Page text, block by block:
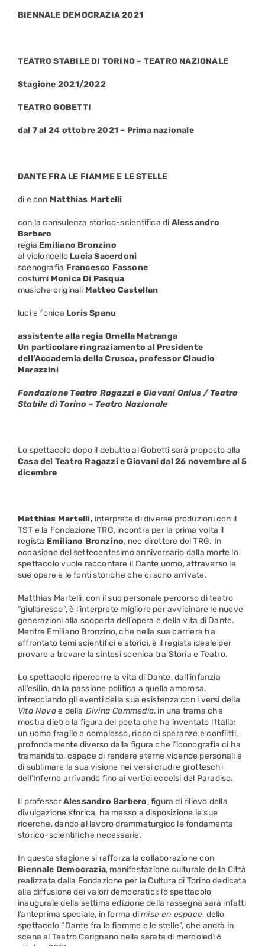
BIENNALE DEMOCRAZIA 2021
TEATRO STABILE DI TORINO – TEATRO NAZIONALE
Stagione 2021/2022
TEATRO GOBETTI
dal 7 al 24 ottobre 2021 – Prima nazionale
DANTE FRA LE FIAMME E LE STELLE
di e con Matthias Martelli
con la consulenza storico-scientifica di Alessandro
Barbero
regia Emiliano Bronzino
al violoncello Lucia Sacerdoni
scenografia Francesco Fassone
costumi Monica Di Pasqua
musiche originali Matteo Castellan
luci e fonica Loris Spanu
assistente alla regia Ornella Matranga
Un particolare ringraziamento al Presidente
dell’Accademia della Crusca, professor Claudio
Marazzini
Fondazione Teatro Ragazzi e Giovani Onlus / Teatro
Stabile di Torino – Teatro Nazionale
Lo spettacolo dopo il debutto al Gobetti sarà proposto alla
Casa del Teatro Ragazzi e Giovanidal 26 novembre al 5
dicembre
Matthias Martelli, interprete di diverse produzioni con il
TST e la Fondazione TRG, incontra per la prima volta il
regista Emiliano Bronzino, neo direttore del TRG. In
occasione del settecentesimo anniversario dalla morte lo
spettacolo vuole raccontare il Dante uomo, attraverso le
sue opere e le fonti storiche che ci sono arrivate.
Matthias Martelli, con il suo personale percorso di teatro
“giullaresco”, è l’interprete migliore per avvicinare le nuove
generazioni alla scoperta dell’opera e della vita di Dante.
Mentre Emiliano Bronzino, che nella sua carriera ha
affrontato temi scientifici e storici, è il regista ideale per
provare a trovare la sintesi scenica tra Storia e Teatro.
Lo spettacolo ripercorre la vita di Dante, dall’infanzia
all’esilio, dalla passione politica a quella amorosa,
intrecciando gli eventi della sua esistenza con i versi della
Vita Novae della Divina Commedia, in una trama che
mostra dietro la figura del poeta che ha inventato l’Italia:
un uomo fragile e complesso, ricco di speranze e conflitti,
profondamente diverso dalla figura che l’iconografia ci ha
tramandato, capace di rendere eterne vicende personali e
di sublimare la sua visione nei versi crudi e grotteschi
dell’Inferno arrivando fino ai vertici eccelsi del Paradiso.
Il professor Alessandro Barbero, figura di rilievo della
divulgazione storica, ha messo a disposizione le sue
ricerche, dando al lavoro drammaturgico le fondamenta
storico-scientifiche necessarie.
In questa stagione si rafforza la collaborazione con
Biennale Democrazia, manifestazione culturale della Città
realizzata dalla Fondazione per la Cultura di Torino dedicata
alla diffusione dei valori democratici: lo spettacolo
inaugurale della settima edizione della rassegna sarà infatti
l’anteprima speciale, in forma dimise en espace, dello
spettacolo “Dante fra le fiamme e le stelle”, che andrà in
scena al Teatro Carignano nella serata di mercoledì 6